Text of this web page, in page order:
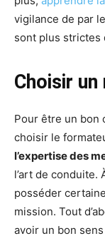
vigilance de par
sont plus strictes
Choisir
Pour être un bon
choisir le
l’expertise des
l’art de
posséder
mission. Tout
avoir un bon sens